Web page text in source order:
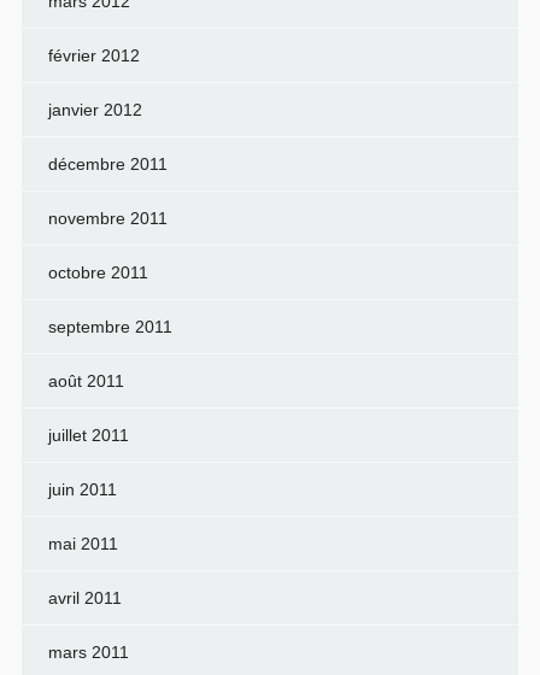
février 2012
janvier 2012
décembre 2011
novembre 2011
octobre 2011
septembre 2011
août 2011
juillet 2011
juin 2011
mai 2011
avril 2011
mars 2011